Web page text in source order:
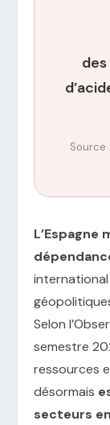
Source
L’Espagne
Selon
semestre
ressources
désormais
secteurs